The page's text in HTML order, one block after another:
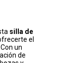
silla de
el
un
de